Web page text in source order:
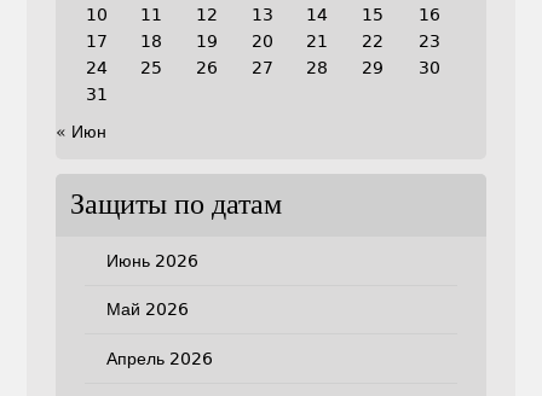
10
11 12 13 14 15
16
17
18 19 20 21 22
23
24
25 26 27 28 29
30
31
« Июн
Защиты по датам
Июнь 2026
Май 2026
Апрель 2026